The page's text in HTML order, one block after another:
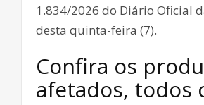
1.834/2026 do Diário Oficial
desta quinta-feira (7).
Confira os
afetados, todos